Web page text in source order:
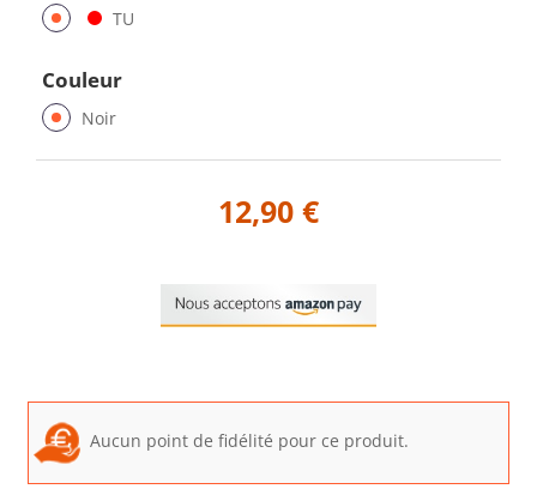
TU
Couleur
Noir
12,90 €
Aucun point de fidélité pour ce produit.